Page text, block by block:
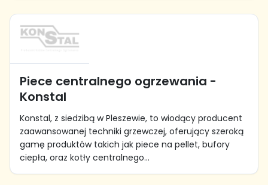
Piece centralnego ogrzewania -
Konstal
Konstal, z siedzibą w Pleszewie, to wiodący producent
zaawansowanej techniki grzewczej, oferujący szeroką
gamę produktów takich jak piece na pellet, bufory
ciepła, oraz kotły centralnego...